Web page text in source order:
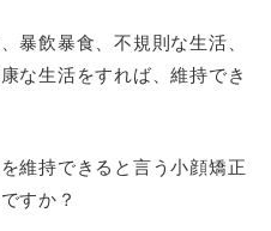
暴飲暴食、不規則な生活、
な生活をすれば、維持でき
維持できると言う小顔矯正
すか？